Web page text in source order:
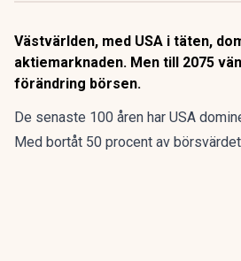
Västvärlden, med USA i täten,
aktiemarknaden. Men till 2075
förändring börsen.
De senaste 100 åren har USA
Med bortåt 50 procent av